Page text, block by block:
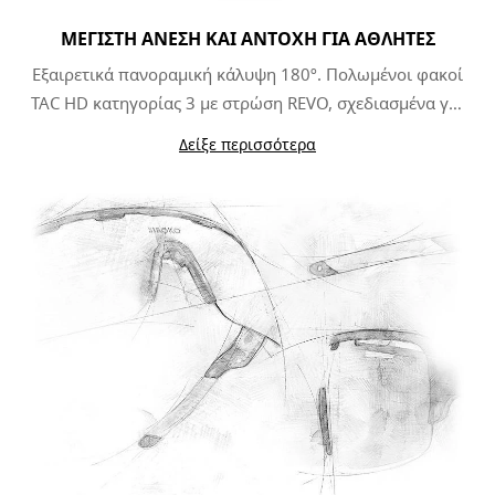
ΜΕΓΙΣΤΗ ΑΝΕΣΗ ΚΑΙ ΑΝΤΟΧΗ ΓΙΑ ΑΘΛΗΤΕΣ
Εξαιρετικά πανοραμική κάλυψη 180º. Πολωμένοι φακοί
TAC HD κατηγορίας 3 με στρώση REVO, σχεδιασμένα για
να προσαρμόζονται σε όλες τις ακραίες συνθήκες
φωτισμού. Πλήρης ευελιξία ώστε να ταιριάζει τέλεια με
Δείξε περισσότερα